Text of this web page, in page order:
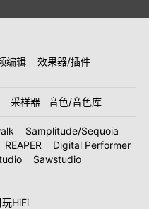
编辑
效果器/插件
采样器 音色/音色库
Samplitude/Sequoia
REAPER
Digital Performer
Sawstudio
HiFi